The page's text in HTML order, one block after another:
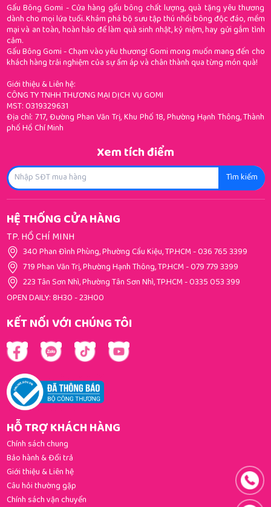
Gấu Bông Gomi - Cửa hàng gấu bông chất lượng, quà tặng yêu thương
dành cho mọi lứa tuổi. Khám phá bộ sưu tập thú nhồi bông độc đáo, mềm
mại và an toàn, hoàn hảo để làm quà sinh nhật, kỷ niệm, hay gửi gắm tình
cảm.
Gấu Bông Gomi - Chạm vào yêu thương! Gomi mong muốn mang đến cho
khách hàng trải nghiệm của sự ấm áp và chân thành qua từng món quà!
Giới thiệu & Liên hệ:
CÔNG TY TNHH THƯƠNG MẠI DỊCH VỤ GOMI
MST: 0319329631
Địa chỉ: 717, Đường Phan Văn Trị, Khu Phố 18, Phường Hạnh Thông, Thành
phố Hồ Chí Minh
Xem tích điểm
Tìm kiếm
HỆ THỐNG CỬA HÀNG
TP. HỒ CHÍ MINH
340 Phan Đình Phùng, Phường Cầu Kiệu, TP.HCM-036 765 3399
719 Phan Văn Trị, Phường Hạnh Thông, TP.HCM-079 779 3399
223 Tân Sơn Nhì, Phường Tân Sơn Nhì, TP.HCM-0335 053 399
OPEN DAILY: 8H30 - 23H00
KẾT NỐI VỚI CHÚNG TÔI
HỖ TRỢ KHÁCH HÀNG
Chính sách chung
Bảo hành & Đổi trả
Giới thiệu & Liên hệ
Câu hỏi thường gặp
Chính sách vận chuyển